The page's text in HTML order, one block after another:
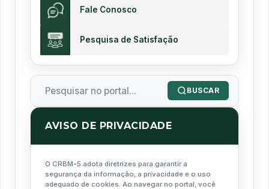
Fale Conosco
Pesquisa de Satisfação
BUSCAR
AVISO DE PRIVACIDADE
O CRBM-5 adota diretrizes para garantir a
segurança da informação, a privacidade e o uso
adequado de cookies. Ao navegar no portal, você